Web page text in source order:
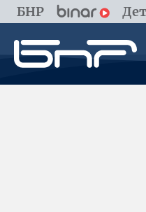
БНР